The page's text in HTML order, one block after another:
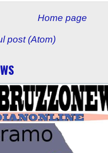
Home page
post (Atom)